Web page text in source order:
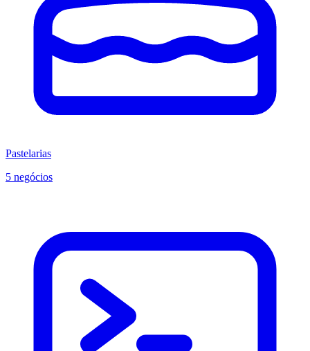
Pastelarias
5 negócios